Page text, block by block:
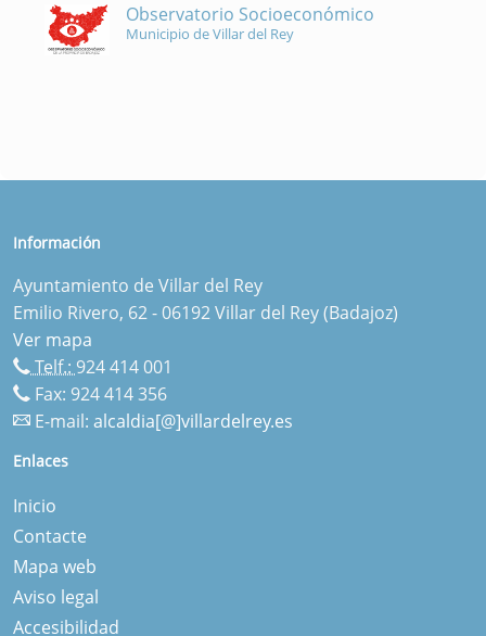
Observatorio Socioeconómico
Municipio de Villar del Rey
Información
Ayuntamiento de Villar del Rey
Emilio Rivero, 62 - 06192 Villar del Rey (Badajoz)
Ver mapa
Telf.: 924 414 001
Fax: 924 414 356
E-mail: alcaldia[@]villardelrey.es
Enlaces
Inicio
Contacte
Mapa web
Aviso legal
Accesibilidad